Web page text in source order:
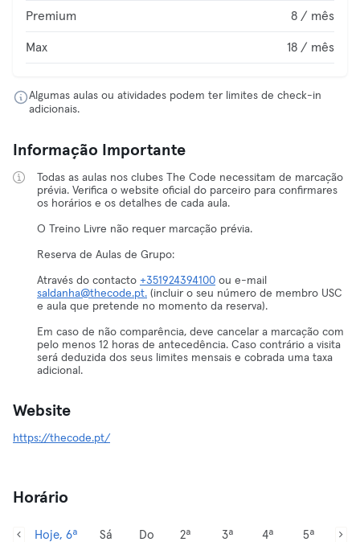
Premium 8 / mês
Max 18 / mês
Algumas aulas ou atividades podem ter limites de check-in
adicionais.
Informação Importante
Todas as aulas nos clubes The Code necessitam de marcação
prévia. Verifica o website oficial do parceiro para confirmares
os horários e os detalhes de cada aula.
O Treino Livre não requer marcação prévia.
Reserva de Aulas de Grupo:
Através do contacto +351924394100 ou e-mail
saldanha@thecode.pt. (incluir o seu número de membro USC
e aula que pretende no momento da reserva).
Em caso de não comparência, deve cancelar a marcação com
pelo menos 12 horas de antecedência. Caso contrário a visita
será deduzida dos seus limites mensais e cobrada uma taxa
adicional.
Website
https://thecode.pt/
Horário
Hoje, 6ª
Sá
Do
2ª
3ª
4ª
5ª